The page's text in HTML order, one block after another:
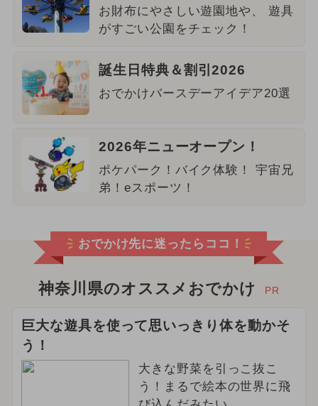
お財布にやさしい遊園地や、 遊具
がすごい公園をチェック！
誕生日特典＆割引2026
おでかけバースデーアイデア20選
2026年ニューオープン！
ポケパーク！バイク体験！ 宇宙兄
弟！eスポーツ！
おでかけ先に迷ったらココ！
神奈川県のオススメおでかけ PR
巨大な遊具を使って思いっきり体を動かそ
う！
大きな野菜を引っこ抜こ
う！まるで絵本の世界に飛